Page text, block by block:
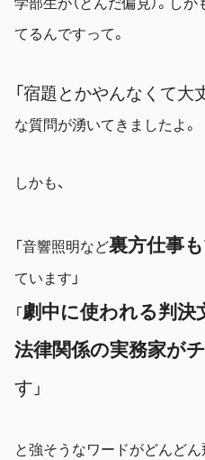
てるんですって。
「宿題とかやんなくて大
な質問が湧いてきましたよ。
しかも、
「音響照明など裏方仕事
ています」
「劇中に使われる判決
法律関係の実務家が
す 」
と強そうなワードがどんどん